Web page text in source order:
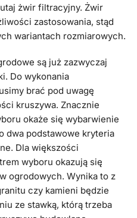
żwir filtracyjny. Żwir
zastosowania, stąd
wariantach rozmiarowych.
są już zazwyczaj
Do wykonania
brać pod uwagę
kruszywa. Znacznie
okaże się wybarwienie
dwa podstawowe kryteria
Dla większości
wyboru okazują się
ogrodowych. Wynika to z
czy kamieni będzie
ze stawką, którą trzeba